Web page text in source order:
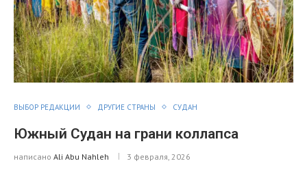
ВЫБОР РЕДАКЦИИ ДРУГИЕ СТРАНЫ СУДАН
Южный Судан на грани коллапса
написано Ali Abu Nahleh 3 февраля, 2026